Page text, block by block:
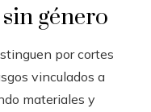
género
por cortes
vinculados a
materiales y